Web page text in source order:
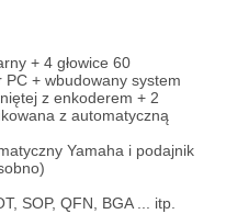
+ 4 głowice 60
+ wbudowany system
z enkoderem + 2
z automatyczną
Yamaha i podajnik
SOP, QFN, BGA ... itp.